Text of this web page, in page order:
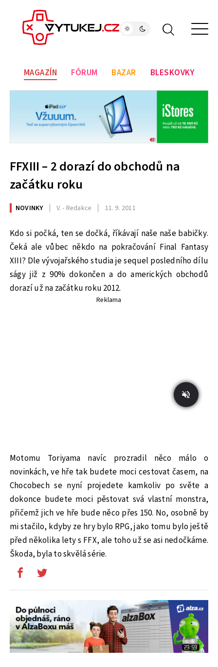
MAGAZÍN FÓRUM BAZAR BLESKOVKY
FFXIII – 2 dorazí do obchodů na
začátku roku
NOVINKY V. - Redakce 11. 9. 2011
Kdo si počká, ten se dočká, říkávají naše naše babičky.
Čeká ale vůbec někdo na pokračování Final Fantasy
XIII? Dle vývojařského studia je sequel posledního dílu
ságy již z 90% dokončen a do amerických obchodů
dorazí už na začátku roku 2012.
Reklama
Motomu Toriyama navíc prozradil něco málo o
novinkách, ve hře tak budete moci cestovat časem, na
Chocobech se nyní projedete kamkoliv po světe a
dokonce budete moci pěstovat svá vlastní monstra,
přičemž jich ve hře bude něco přes 150. No, osobně by
mi stačilo, kdyby ze hry bylo RPG, jako tomu bylo ještě
před několika lety s FFX, ale toho už se asi nedočkáme.
Škoda, byla to skvělá série.